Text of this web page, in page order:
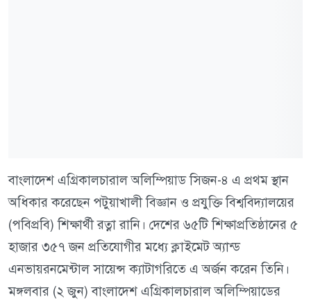
বাংলাদেশ এগ্রিকালচারাল অলিম্পিয়াড সিজন-৪ এ প্রথম স্থান
অধিকার করেছেন পটুয়াখালী বিজ্ঞান ও প্রযুক্তি বিশ্ববিদ্যালয়ের
(পবিপ্রবি) শিক্ষার্থী রত্না রানি। দেশের ৬৫টি শিক্ষাপ্রতিষ্ঠানের ৫
হাজার ৩৫৭ জন প্রতিযোগীর মধ্যে ক্লাইমেট অ্যান্ড
এনভায়রনমেন্টাল সায়েন্স ক্যাটাগরিতে এ অর্জন করেন তিনি।
মঙ্গলবার (২ জুন) বাংলাদেশ এগ্রিকালচারাল অলিম্পিয়াডের